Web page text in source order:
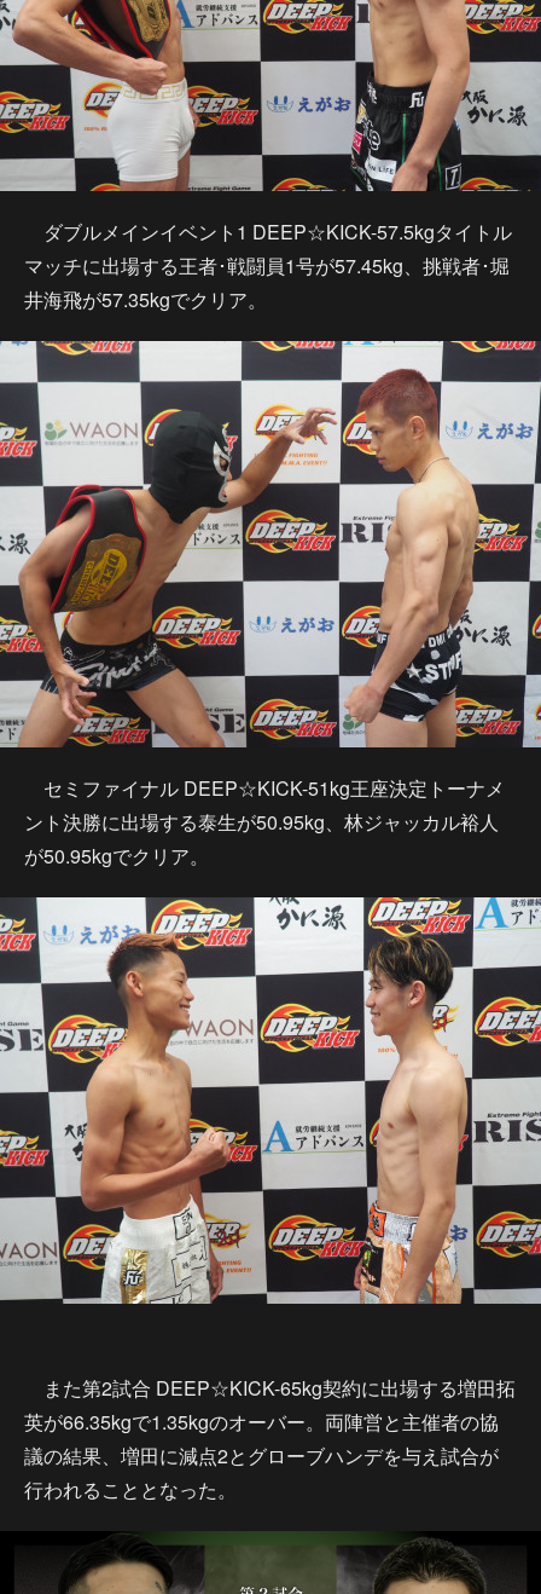
ダブルメインイベント1 DEEP☆KICK-57.5kgタイトル
マッチに出場する王者･戦闘員1号が57.45kg、挑戦者･堀
井海飛が57.35kgでクリア。
セミファイナル DEEP☆KICK-51kg王座決定トーナメ
ント決勝に出場する泰生が50.95kg、林ジャッカル裕人
が50.95kgでクリア。
また第2試合 DEEP☆KICK-65kg契約に出場する増田拓
英が66.35kgで1.35kgのオーバー。両陣営と主催者の協
議の結果、増田に減点2とグローブハンデを与え試合が
行われることとなった。